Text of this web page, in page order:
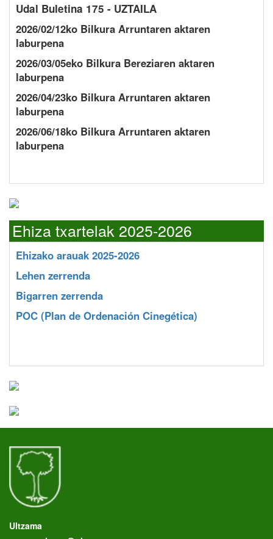
Udal Buletina 175 - UZTAILA
2026/02/12ko Bilkura Arruntaren aktaren
laburpena
2026/03/05eko Bilkura Bereziaren aktaren
laburpena
2026/04/23ko Bilkura Arruntaren aktaren
laburpena
2026/06/18ko Bilkura Arruntaren aktaren
laburpena
Ehiza txartelak 2025-2026
Ehizako arauak 2025-2026
Lehen zerrenda
Bigarren zerrenda
POC (Plan de Ordenación Cinegética)
Ultzama